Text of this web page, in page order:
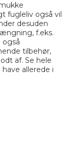
fugleliv også vil
desuden
f.eks.
også
tilbehør,
af. Se hele
allerede i